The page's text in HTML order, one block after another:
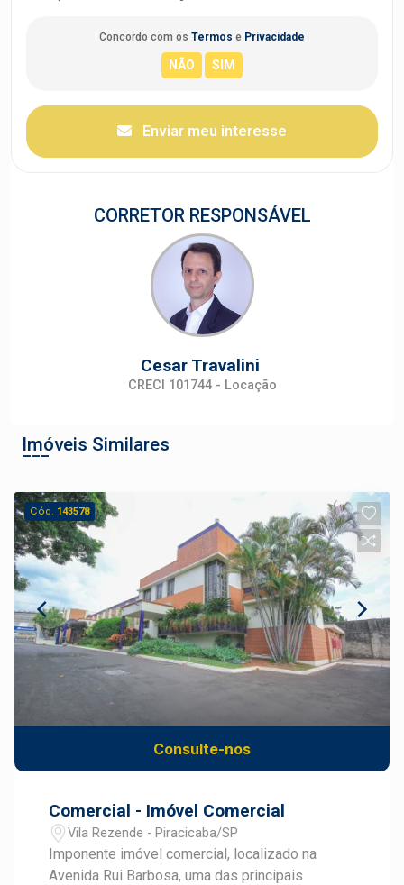
Concordo com os Termos e Privacidade
Enviar meu interesse
CORRETOR RESPONSÁVEL
Cesar Travalini
CRECI 101744 - Locação
Imóveis Similares
Cód. 143578
Consulte-nos
Comercial - Imóvel Comercial
Vila Rezende - Piracicaba/SP
Imponente imóvel comercial, localizado na
Avenida Rui Barbosa, uma das principais